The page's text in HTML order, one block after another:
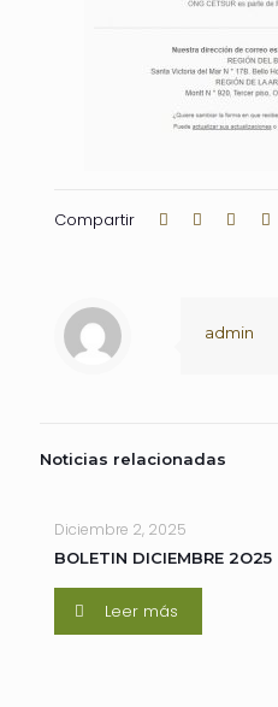
Compartir
admin
Noticias relacionadas
Diciembre 2, 2025
BOLETIN DICIEMBRE 2O25
Leer más